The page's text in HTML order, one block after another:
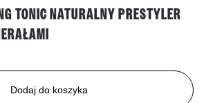
TONIC NATURALNY PRESTYLER
Dodaj do koszyka